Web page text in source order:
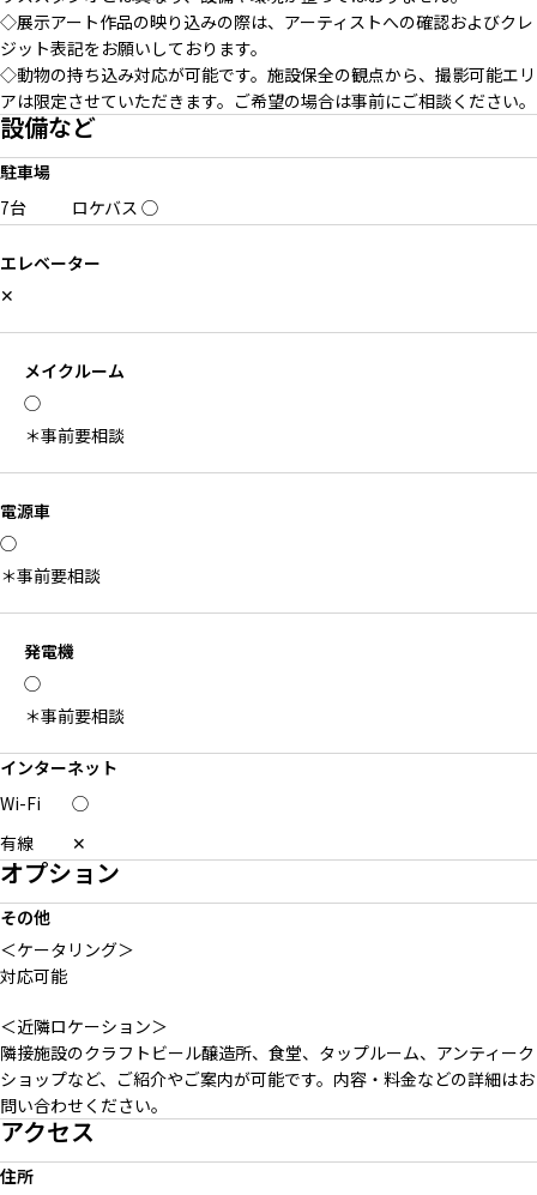
◇展示アート作品の映り込みの際は、アーティストへの確認およびクレ
ジット表記をお願いしております。
◇動物の持ち込み対応が可能です。施設保全の観点から、撮影可能エリ
アは限定させていただきます。ご希望の場合は事前にご相談ください。
設備など
駐車場
7台
ロケバス ◯
エレベーター
✕
メイクルーム
◯
＊事前要相談
電源車
◯
＊事前要相談
発電機
◯
＊事前要相談
インターネット
Wi-Fi
◯
有線
✕
オプション
その他
＜ケータリング＞
対応可能
＜近隣ロケーション＞
隣接施設のクラフトビール醸造所、食堂、タップルーム、アンティーク
ショップなど、ご紹介やご案内が可能です。内容・料金などの詳細はお
問い合わせください。
アクセス
住所